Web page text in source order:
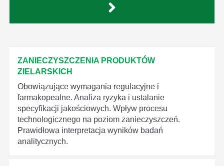
ZANIECZYSZCZENIA PRODUKTÓW
ZIELARSKICH
Obowiązujące wymagania regulacyjne i
farmakopealne. Analiza ryzyka i ustalanie
specyfikacji jakościowych. Wpływ procesu
technologicznego na poziom zanieczyszczeń.
Prawidłowa interpretacja wyników badań
analitycznych.